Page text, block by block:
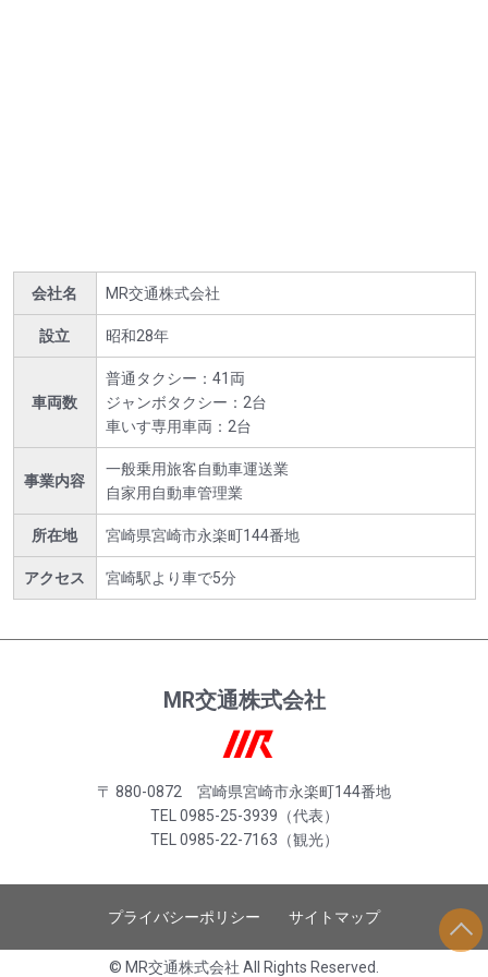
会社名 MR交通株式会社
設立 昭和28年
車両数
普通タクシー：41両
ジャンボタクシー：2台
車いす専用車両：2台
事業内容
一般乗用旅客自動車運送業
自家用自動車管理業
所在地 宮崎県宮崎市永楽町144番地
アクセス 宮崎駅より車で5分
MR交通株式会社
〒 880-0872 宮崎県宮崎市永楽町144番地
TEL 0985-25-3939（代表）
TEL 0985-22-7163（観光）
プライバシーポリシー サイトマップ
© MR交通株式会社 All Rights Reserved.